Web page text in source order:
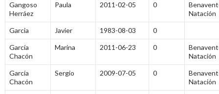
Gangoso
Herráez
Paula 2011-02-05 0
Natación
Garcia Javier 1983-08-03 0
García
Chacón
Marina 2011-06-23 0
Natación
García
Chacón
Sergio 2009-07-05 0
Natación